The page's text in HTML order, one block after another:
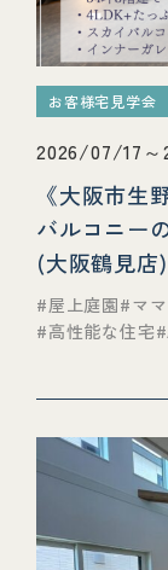
お客様宅見学会
2026/07/17
《大阪市生
バルコニー
(大阪鶴見店)
屋上庭園 マ
高性能な住宅